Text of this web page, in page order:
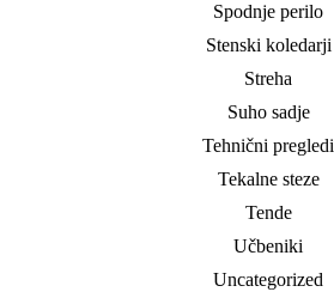
Spodnje perilo
Stenski koledarji
Streha
Suho sadje
Tehnični pregledi
Tekalne steze
Tende
Učbeniki
Uncategorized